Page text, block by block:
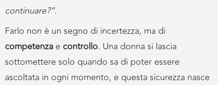
continuare?”.
Farlo non è un segno di incertezza, ma di
competenza e controllo. Una donna si lascia
sottomettere solo quando sa di poter essere
ascoltata in ogni momento, e questa sicurezza nasce